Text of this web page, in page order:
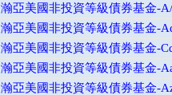
瀚亞美國非投資等級債券基金-
瀚亞美國非投資等級債券基金-
瀚亞美國非投資等級債券基金-
瀚亞美國非投資等級債券基金-
瀚亞美國非投資等級債券基金-